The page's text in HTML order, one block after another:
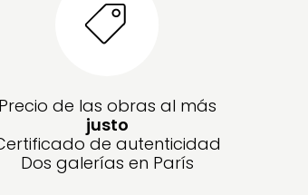
Precio de las obras al más
justo
de autenticidad
Dos galerías en París